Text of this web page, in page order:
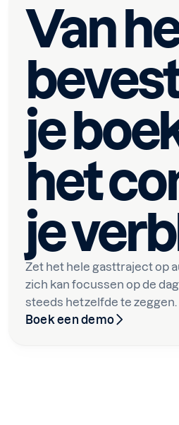
Van
je
het
je
Zet het hele gasttraject op
zich kan focussen op de
steeds hetzelfde te zeggen.
Boek een demo